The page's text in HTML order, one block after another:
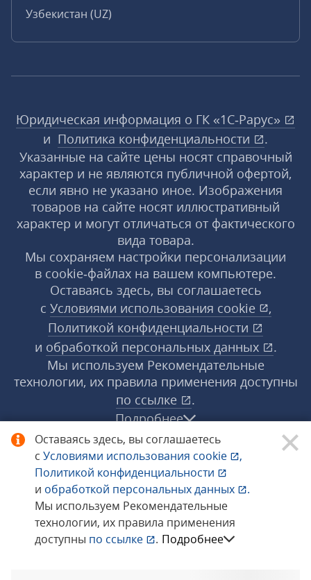
Оставаясь здесь, вы соглашаетесь
с Условиями использования cookie
,
Политикой конфиденциальности
и обработкой персональных данных
.
Мы используем Рекомендательные
технологии, их правила применения
доступны по ссылке . Подробнее
Узбекистан (UZ)
Юридическая информация о ГК «1С‑Рарус»
и Политика конфиденциальности
.
Указанные на сайте цены носят справочный
характер и не являются публичной офертой,
если явно не указано иное. Изображения
товаров на сайте носят иллюстративный
характер и могут отличаться от фактического
вида товара.
Мы сохраняем настройки персонализации
в cookie‑файлах на вашем компьютере.
Оставаясь здесь, вы соглашаетесь
с Условиями использования cookie
,
Политикой конфиденциальности
и обработкой персональных данных
.
Мы используем Рекомендательные
технологии, их правила применения доступны
по ссылке
.
Подробнее
© 1998−2026 «1С‑Рарус» ®. Все права
защищены.
Сообщить об ошибке